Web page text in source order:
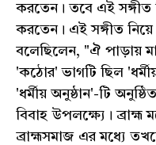
করতেন। তবে এই সঙ্গীত
করতেন। এই সঙ্গীত
বলেছিলেন, "ঐ পাড়ায়
'কঠোর' ভাগটি ছিল
'ধর্মীয় অনুষ্ঠান'-টি
বিবাহ উপলক্ষ্যে। ব্রাহ্ম
ব্রাহ্মসমাজ এর মধ্যে